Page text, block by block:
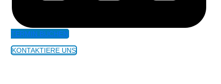
TERMIN BUCHEN
KONTAKTIERE UNS